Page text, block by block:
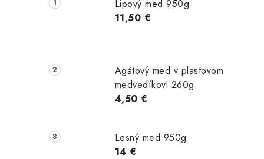
p
e
Lipový med 950g
11,50 €
Agátový med v plastovom
medvedíkovi 260g
4,50 €
Lesný med 950g
14 €